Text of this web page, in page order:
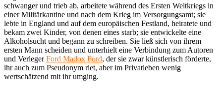
schwanger und trieb ab, arbeitete während des Ersten Weltkriegs in
einer Militärkantine und nach dem Krieg im Versorgungsamt; sie
lebte in England und auf dem europäischen Festland, heiratete und
bekam zwei Kinder, von denen eines starb; sie entwickelte eine
Alkoholsucht und begann zu schreiben. Sie ließ sich von ihrem
ersten Mann scheiden und unterhielt eine Verbindung zum Autoren
und VerlegerFord Madox Ford, der sie zwar künstlerisch förderte,
ihr auch zum Pseudonym riet, aber im Privatleben wenig
wertschätzend mit ihr umging.